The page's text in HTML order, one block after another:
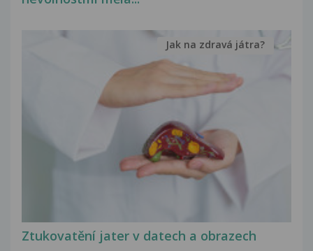
Ztukovatění jater v datech a obrazech
Jak na zdravá játra?